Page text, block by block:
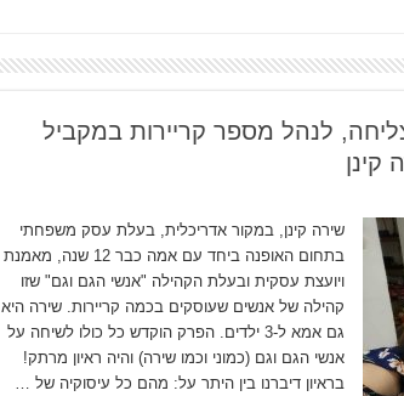
מצליחה, לנהל מספר קריירות במקביל
שירה קינן, במקור אדריכלית, בעלת עסק משפחתי
בתחום האופנה ביחד עם אמה כבר 12 שנה, מאמנת
ויועצת עסקית ובעלת הקהילה "אנשי הגם וגם" שזו
קהילה של אנשים שעוסקים בכמה קריירות. שירה היא
גם אמא ל-3 ילדים. הפרק הוקדש כל כולו לשיחה על
אנשי הגם וגם (כמוני וכמו שירה) והיה ראיון מרתק!
בראיון דיברנו בין היתר על: מהם כל עיסוקיה של …